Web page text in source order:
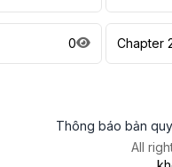
0 Chapter
Thông báo bản
All